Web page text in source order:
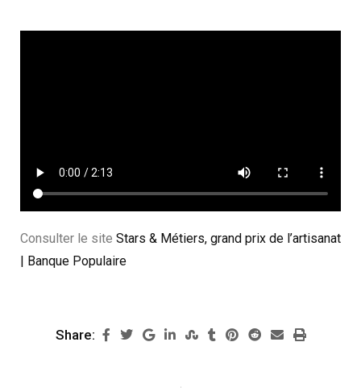
Consulter le site Stars & Métiers, grand prix de l’artisanat
| Banque Populaire
Share: